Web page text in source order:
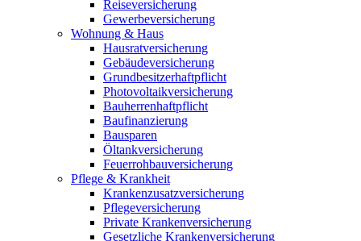
Reiseversicherung
Gewerbeversicherung
Wohnung & Haus
Hausratversicherung
Gebäudeversicherung
Grundbesitzerhaftpflicht
Photovoltaikversicherung
Bauherrenhaftpflicht
Baufinanzierung
Bausparen
Öltankversicherung
Feuerrohbauversicherung
Pflege & Krankheit
Krankenzusatzversicherung
Pflegeversicherung
Private Krankenversicherung
Gesetzliche Krankenversicherung